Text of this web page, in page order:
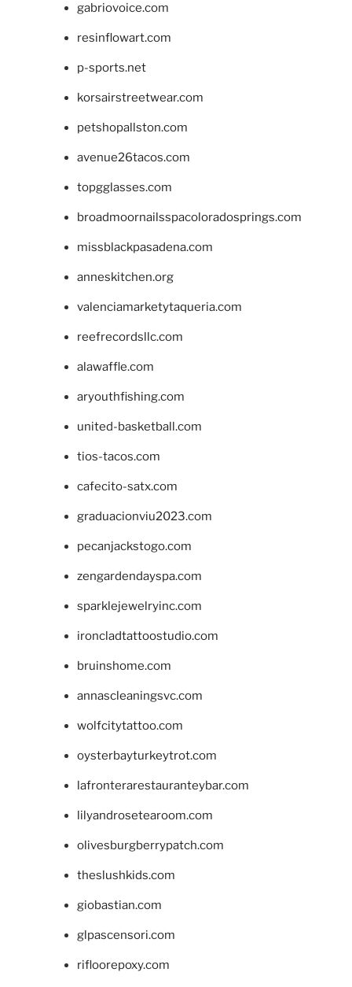
gabriovoice.com
resinflowart.com
p-sports.net
korsairstreetwear.com
petshopallston.com
avenue26tacos.com
topgglasses.com
broadmoornailsspacoloradosprings.com
missblackpasadena.com
anneskitchen.org
valenciamarketytaqueria.com
reefrecordsllc.com
alawaffle.com
aryouthfishing.com
united-basketball.com
tios-tacos.com
cafecito-satx.com
graduacionviu2023.com
pecanjackstogo.com
zengardendayspa.com
sparklejewelryinc.com
ironcladtattoostudio.com
bruinshome.com
annascleaningsvc.com
wolfcitytattoo.com
oysterbayturkeytrot.com
lafronterarestauranteybar.com
lilyandrosetearoom.com
olivesburgberrypatch.com
theslushkids.com
giobastian.com
glpascensori.com
rifloorepoxy.com